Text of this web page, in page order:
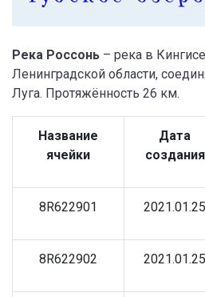
Река Россонь – река в
Ленинградской области,
Луга. Протяжённость 26 км.
Название
ячейки
Дата
создания
8R622901 2021.01.25
8R622902 2021.01.25